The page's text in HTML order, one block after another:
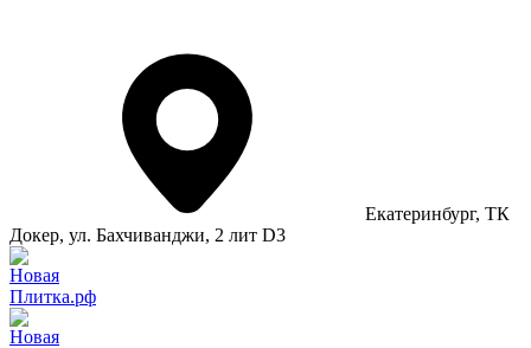
Екатеринбург, ТК
Докер, ул. Бахчиванджи, 2 лит D3